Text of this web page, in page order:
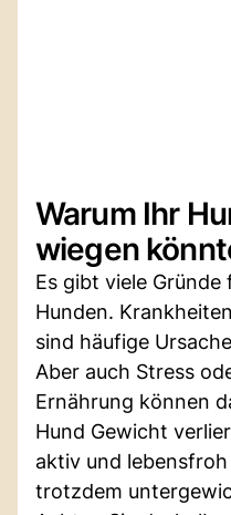
Warum Ihr
wiegen
Es gibt viele
Hunden.
sind häufige
Aber auch Stress
Ernährung können
Hund Gewicht
aktiv und
trotzdem